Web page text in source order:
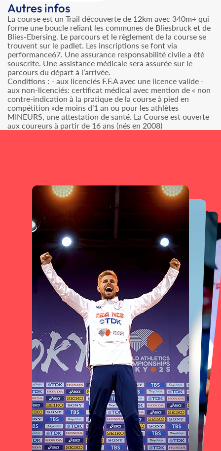
Autres infos
La course est un Trail découverte de 12km avec 340m+ qui
forme une boucle reliant les communes de Bliesbruck et de
Blies-Ebersing. Le parcours et le règlement de la course se
trouvent sur le padlet. Les inscriptions se font via
performance67. Une assurance responsabilité civile a été
souscrite. Une assistance médicale sera assurée sur le
parcours du départ à l’arrivée.
Conditions : - aux licenciés F.F.A avec une licence valide -
aux non-licenciés: certificat médical avec mention de « non
contre-indication à la pratique de la course à pied en
compétition »de moins d’1 an ou pour les athlètes
MINEURS, une attestation de santé. La Course est ouverte
aux coureurs à partir de 16 ans (nés en 2008)